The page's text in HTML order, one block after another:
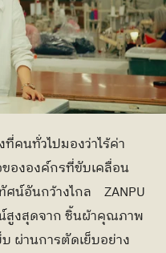
คนทั่วไปมองว่าไร้ค่า
ององค์กรที่ขับเคลื่อน
น์อันกว้างไกล    ZANPU
สูงสุดจาก ชิ้นผ้าคุณภาพ
ผ่านการตัดเย็บอย่าง